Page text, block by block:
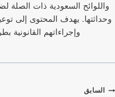
واللوائح السعودية ذات الصلة
وحداثتها. يهدف المحتوى إلى
وإجراءاتهم القانونية
تصفّحالسابق